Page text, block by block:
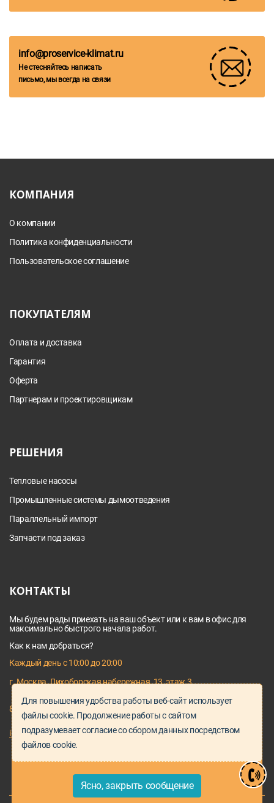
info@proservice-klimat.ru
Не стесняйтесь написать
письмо, мы всегда на связи
КОМПАНИЯ
О компании
Политика конфиденциальности
Пользовательское соглашение
ПОКУПАТЕЛЯМ
Оплата и доставка
Гарантия
Оферта
Партнерам и проектировщикам
РЕШЕНИЯ
Тепловые насосы
Промышленные системы дымоотведения
Параллельный импорт
Запчасти под заказ
КОНТАКТЫ
Мы будем рады приехать на ваш объект или к вам в офис для
максимально быстрого начала работ.
Как к нам добраться?
Каждый день с 10:00 до 20:00
г. Москва, Лихоборская набережная, 13, этаж 3
8 495 128 03 64
info@proservice-klimat.ru
Для повышения удобства работы веб-сайт использует
файлы cookie. Продолжение работы с сайтом
подразумевает согласие со сбором данных посредством
файлов cookie.
Ясно, закрыть сообщение